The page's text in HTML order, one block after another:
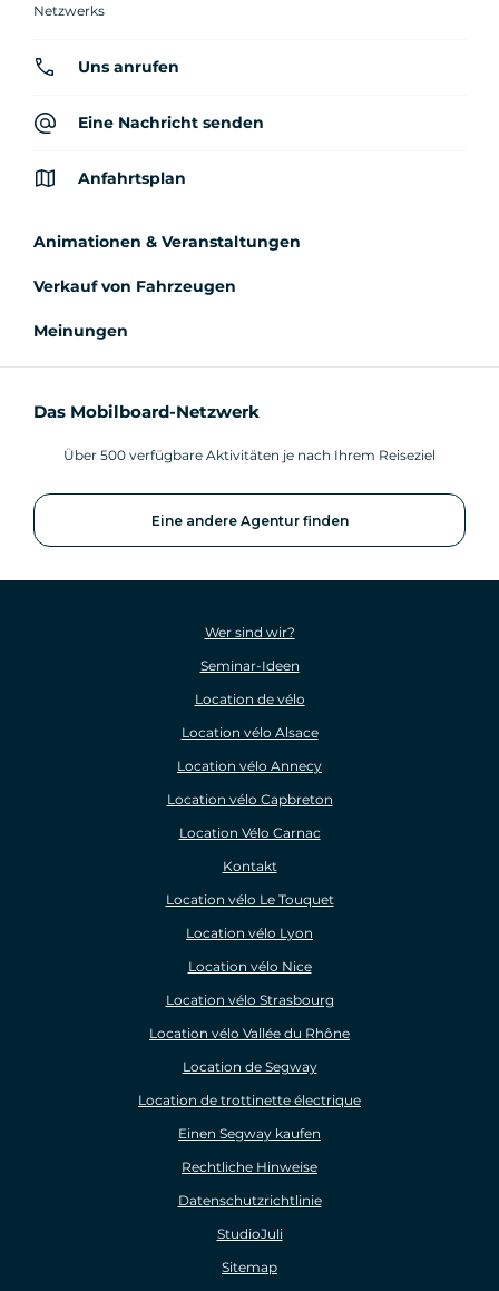
Netzwerks
Uns anrufen
Eine Nachricht senden
Anfahrtsplan
Animationen & Veranstaltungen
Verkauf von Fahrzeugen
Meinungen
Das Mobilboard-Netzwerk
Über 500 verfügbare Aktivitäten je nach Ihrem Reiseziel
Eine andere Agentur finden
Wer sind wir?
Seminar-Ideen
Location de vélo
Location vélo Alsace
Location vélo Annecy
Location vélo Capbreton
Location Vélo Carnac
Kontakt
Location vélo Le Touquet
Location vélo Lyon
Location vélo Nice
Location vélo Strasbourg
Location vélo Vallée du Rhône
Location de Segway
Location de trottinette électrique
Einen Segway kaufen
Rechtliche Hinweise
Datenschutzrichtlinie
StudioJuli
Sitemap